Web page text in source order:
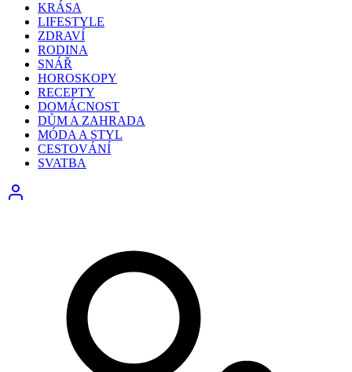
KRÁSA
LIFESTYLE
ZDRAVÍ
RODINA
SNÁŘ
HOROSKOPY
RECEPTY
DOMÁCNOST
DŮM A ZAHRADA
MÓDA A STYL
CESTOVÁNÍ
SVATBA